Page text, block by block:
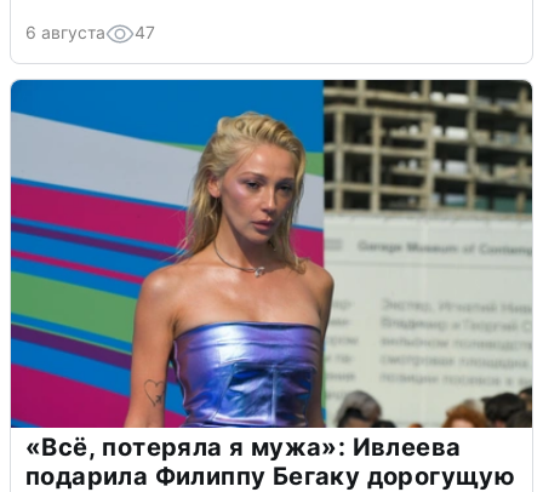
6 августа 47
«Всё, потеряла я мужа»: Ивлеева
подарила Филиппу Бегаку дорогущую